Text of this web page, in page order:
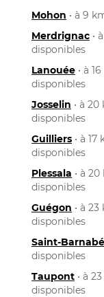
Mohon • à 9
Merdrignac •
disponibles
Lanouée • à
disponibles
Josselin • à
disponibles
Guilliers • à
disponibles
Plessala • à
disponibles
Guégon • à
disponibles
Saint-Barnabé
disponibles
Taupont • à
disponibles